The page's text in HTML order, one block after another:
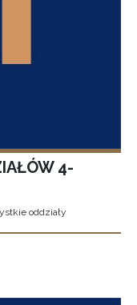
4-
oddziały